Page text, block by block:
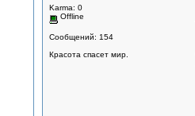
Karma: 0
Offline
Сообщений: 154
Красота спасет мир.